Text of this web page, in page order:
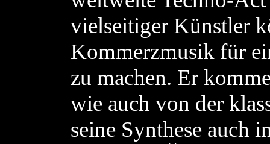
vielseitiger Künstler
Kommerzmusik für
zu machen. Er
wie auch von der
seine Synthese auch